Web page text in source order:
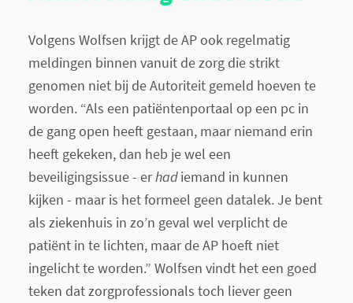
Volgens Wolfsen krijgt de AP ook regelmatig
meldingen binnen vanuit de zorg die strikt
genomen niet bij de Autoriteit gemeld hoeven te
worden. “Als een patiëntenportaal op een pc in
de gang open heeft gestaan, maar niemand erin
heeft gekeken, dan heb je wel een
beveiligingsissue - erhadiemand in kunnen
kijken - maar is het formeel geen datalek. Je bent
als ziekenhuis in zo’n geval wel verplicht de
patiënt in te lichten, maar de AP hoeft niet
ingelicht te worden.” Wolfsen vindt het een goed
teken dat zorgprofessionals toch liever geen